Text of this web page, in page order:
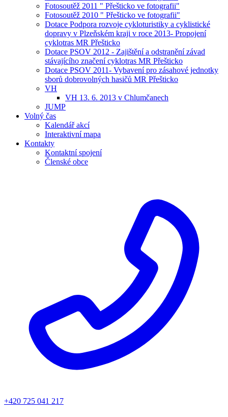
Fotosoutěž 2011 " Přešticko ve fotografii"
Fotosoutěž 2010 " Přešticko ve fotografii"
Dotace Podpora rozvoje cykloturistiky a cyklistické
dopravy v Plzeňském kraji v roce 2013- Propojení
cyklotras MR Přešticko
Dotace PSOV 2012 - Zajištění a odstranění závad
stávajícího značení cyklotras MR Přešticko
Dotace PSOV 2011- Vybavení pro zásahové jednotky
sborů dobrovolných hasičů MR Přešticko
VH
VH 13. 6. 2013 v Chlumčanech
JUMP
Volný čas
Kalendář akcí
Interaktivní mapa
Kontakty
Kontaktní spojení
Členské obce
+420 725 041 217